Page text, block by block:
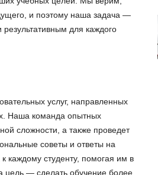
и поэтому наша задача —
для каждого
услуг, направленных
Наша команда опытных
сложности, а также проведет
советы и ответы на
каждому студенту, помогая им в
цель — сделать обучение более